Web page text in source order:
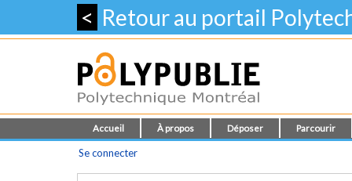
< Retour au portail
Accueil À propos Déposer Parcourir
Se connecter